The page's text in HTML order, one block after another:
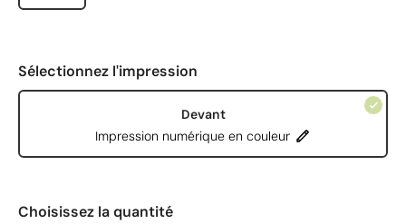
Sélectionnez l'impression
Devant
Impression numérique en couleur
Choisissez la quantité